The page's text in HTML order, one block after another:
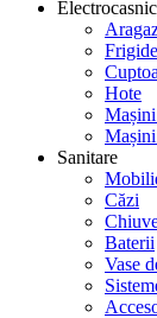
Hote
Mașini
Mașini
Sanitare
Căzi
Baterii
Vase